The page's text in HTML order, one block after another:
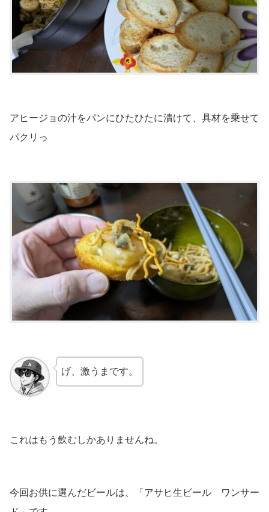
アヒージョの汁をパンにひたひたに漬けて、具材を乗せて
パクリっ
げ、激うまです。
これはもう飲むしかありませんね。
今回お供に選んだビールは、「アサヒ生ビール ワンサー